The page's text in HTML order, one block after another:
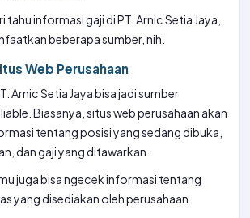
tahu informasi gaji di PT. Arnic Setia Jaya,
beberapa sumber, nih.
Web Perusahaan
Arnic Setia Jaya bisa jadi sumber
Biasanya, situs web perusahaan akan
tentang posisi yang sedang dibuka,
dan gaji yang ditawarkan.
juga bisa ngecek informasi tentang
yang disediakan oleh perusahaan.